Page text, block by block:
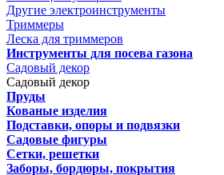
Другие электроинструменты
Триммеры
Леска для триммеров
Инструменты для посева газона
Садовый декор
Садовый декор
Пруды
Кованые изделия
Подставки, опоры и подвязки
Садовые фигуры
Сетки, решетки
Заборы, бордюры, покрытия